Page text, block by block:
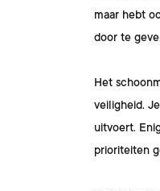
maar hebt
door te
Het
veiligheid.
uitvoert.
prioriteiten